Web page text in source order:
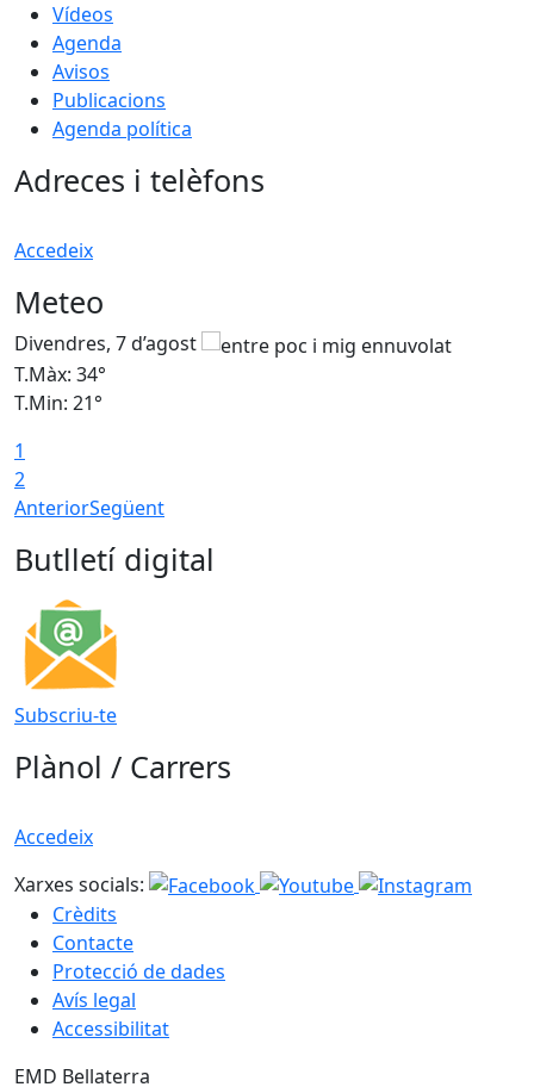
Vídeos
Agenda
Avisos
Publicacions
Agenda política
Adreces i telèfons
Accedeix
Meteo
Divendres, 7 d’agost
T.Màx: 34°
T.Min: 21°
1
2
AnteriorSegüent
Butlletí digital
Subscriu-te
Plànol / Carrers
Accedeix
Xarxes socials:
Crèdits
Contacte
Protecció de dades
Avís legal
Accessibilitat
EMD Bellaterra